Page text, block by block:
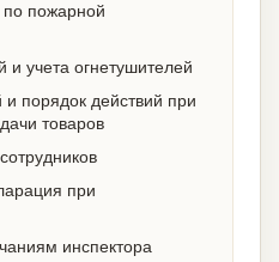
по пожарной
и учета огнетушителей
и порядок действий при
товаров
при
инспектора